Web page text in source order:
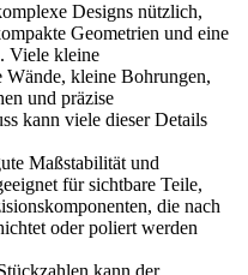
Designs nützlich,
Geometrien und eine
Viele kleine
kleine Bohrungen,
und präzise
kann viele dieser Details
Maßstabilität und
für sichtbare Teile,
die nach
oder poliert werden